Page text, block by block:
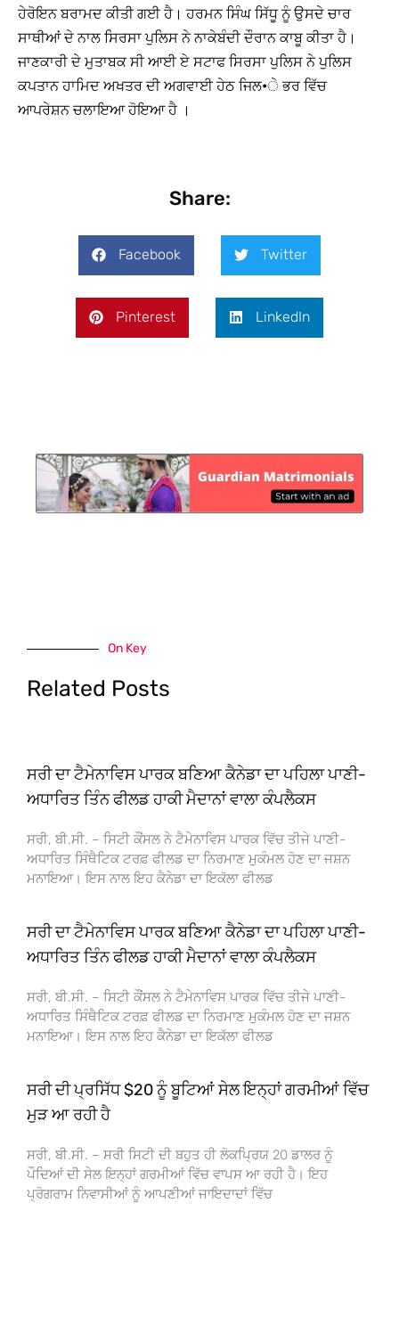
ਹੇਰੋਇਨ ਬਰਾਮਦ ਕੀਤੀ ਗਈ ਹੈ। ਹਰਮਨ ਸਿੰਘ ਸਿੱਧੂ ਨੂੰ ਉਸਦੇ ਚਾਰ
ਸਾਥੀਆਂ ਦੇ ਨਾਲ ਸਿਰਸਾ ਪੁਲਿਸ ਨੇ ਨਾਕੇਬੰਦੀ ਦੌਰਾਨ ਕਾਬੂ ਕੀਤਾ ਹੈ।
ਜਾਣਕਾਰੀ ਦੇ ਮੁਤਾਬਕ ਸੀ ਆਈ ਏ ਸਟਾਫ ਸਿਰਸਾ ਪੁਲਿਸ ਨੇ ਪੁਲਿਸ
ਕਪਤਾਨ ਹਾਮਿਦ ਅਖਤਰ ਦੀ ਅਗਵਾਈ ਹੇਠ ਜਿਲ•ੇ ਭਰ ਵਿੱਚ
ਆਪਰੇਸ਼ਨ ਚਲਾਇਆ ਹੋਇਆ ਹੈ ।
Share:
Facebook Twitter
Pinterest LinkedIn
On Key
Related Posts
ਸਰੀ ਦਾ ਟੈਮੇਨਾਵਿਸ ਪਾਰਕ ਬਣਿਆ ਕੈਨੇਡਾ ਦਾ ਪਹਿਲਾ ਪਾਣੀ-
ਅਧਾਰਿਤ ਤਿੰਨ ਫੀਲਡ ਹਾਕੀ ਮੈਦਾਨਾਂ ਵਾਲਾ ਕੰਪਲੈਕਸ
ਸਰੀ, ਬੀ.ਸੀ. – ਸਿਟੀ ਕੌਂਸਲ ਨੇ ਟੈਮੇਨਾਵਿਸ ਪਾਰਕ ਵਿੱਚ ਤੀਜੇ ਪਾਣੀ-
ਅਧਾਰਿਤ ਸਿੰਥੈਟਿਕ ਟਰਫ਼ ਫੀਲਡ ਦਾ ਨਿਰਮਾਣ ਮੁਕੰਮਲ ਹੋਣ ਦਾ ਜਸ਼ਨ
ਮਨਾਇਆ। ਇਸ ਨਾਲ ਇਹ ਕੈਨੇਡਾ ਦਾ ਇਕੱਲਾ ਫੀਲਡ
ਸਰੀ ਦਾ ਟੈਮੇਨਾਵਿਸ ਪਾਰਕ ਬਣਿਆ ਕੈਨੇਡਾ ਦਾ ਪਹਿਲਾ ਪਾਣੀ-
ਅਧਾਰਿਤ ਤਿੰਨ ਫੀਲਡ ਹਾਕੀ ਮੈਦਾਨਾਂ ਵਾਲਾ ਕੰਪਲੈਕਸ
ਸਰੀ, ਬੀ.ਸੀ. – ਸਿਟੀ ਕੌਂਸਲ ਨੇ ਟੈਮੇਨਾਵਿਸ ਪਾਰਕ ਵਿੱਚ ਤੀਜੇ ਪਾਣੀ-
ਅਧਾਰਿਤ ਸਿੰਥੈਟਿਕ ਟਰਫ਼ ਫੀਲਡ ਦਾ ਨਿਰਮਾਣ ਮੁਕੰਮਲ ਹੋਣ ਦਾ ਜਸ਼ਨ
ਮਨਾਇਆ। ਇਸ ਨਾਲ ਇਹ ਕੈਨੇਡਾ ਦਾ ਇਕੱਲਾ ਫੀਲਡ
ਸਰੀ ਦੀ ਪ੍ਰਸਿੱਧ $20 ਨੂੰ ਬੂਟਿਆਂ ਸੇਲ ਇਨ੍ਹਾਂ ਗਰਮੀਆਂ ਵਿੱਚ
ਮੁੜ ਆ ਰਹੀ ਹੈ
ਸਰੀ, ਬੀ.ਸੀ. – ਸਰੀ ਸਿਟੀ ਦੀ ਬਹੁਤ ਹੀ ਲੋਕਪ੍ਰਿਯ 20 ਡਾਲਰ ਨੂੰ
ਪੌਦਿਆਂ ਦੀ ਸੇਲ ਇਨ੍ਹਾਂ ਗਰਮੀਆਂ ਵਿੱਚ ਵਾਪਸ ਆ ਰਹੀ ਹੈ। ਇਹ
ਪ੍ਰੋਗਰਾਮ ਨਿਵਾਸੀਆਂ ਨੂੰ ਆਪਣੀਆਂ ਜਾਇਦਾਦਾਂ ਵਿੱਚ